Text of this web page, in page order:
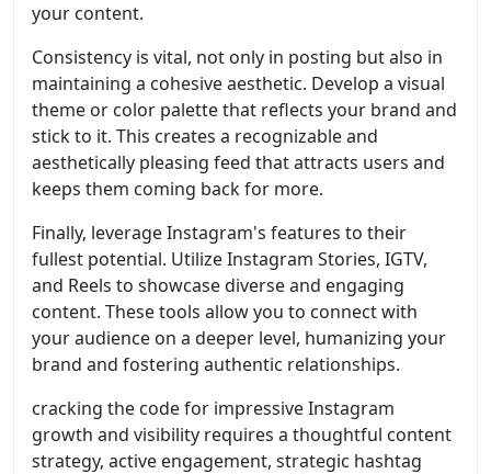
your content.
Consistency is vital, not only in posting but also in
maintaining a cohesive aesthetic. Develop a visual
theme or color palette that reflects your brand and
stick to it. This creates a recognizable and
aesthetically pleasing feed that attracts users and
keeps them coming back for more.
Finally, leverage Instagram's features to their
fullest potential. Utilize Instagram Stories, IGTV,
and Reels to showcase diverse and engaging
content. These tools allow you to connect with
your audience on a deeper level, humanizing your
brand and fostering authentic relationships.
cracking the code for impressive Instagram
growth and visibility requires a thoughtful content
strategy, active engagement, strategic hashtag